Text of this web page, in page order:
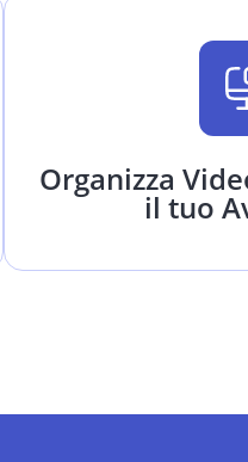
Organizza
il tuo